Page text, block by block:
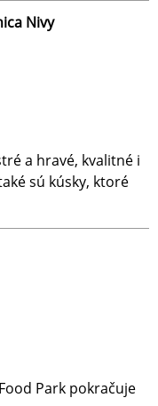
Nivy
a hravé, kvalitné i
sú kúsky, ktoré
Park pokračuje